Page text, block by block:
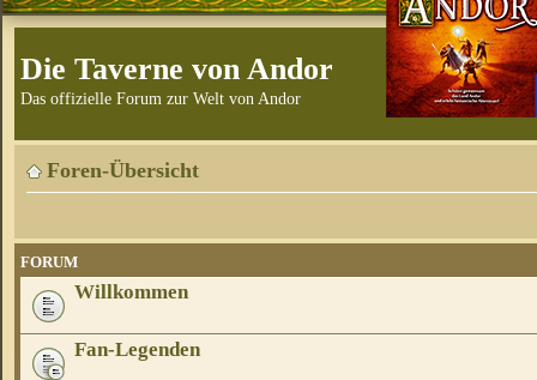
Die Taverne von Andor
Das offizielle Forum zur Welt von Andor
Foren-Übersicht
FORUM
Willkommen
Fan-Legenden